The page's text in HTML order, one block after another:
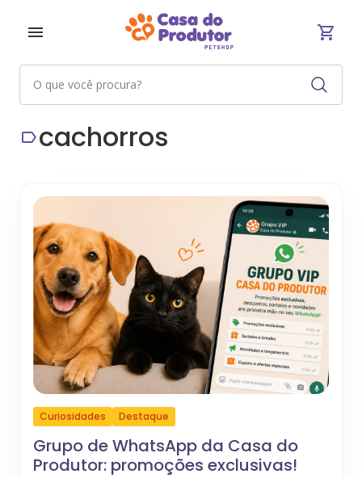
cachorros
Curiosidades Destaque
Grupo de WhatsApp da Casa do
Produtor: promoções exclusivas!